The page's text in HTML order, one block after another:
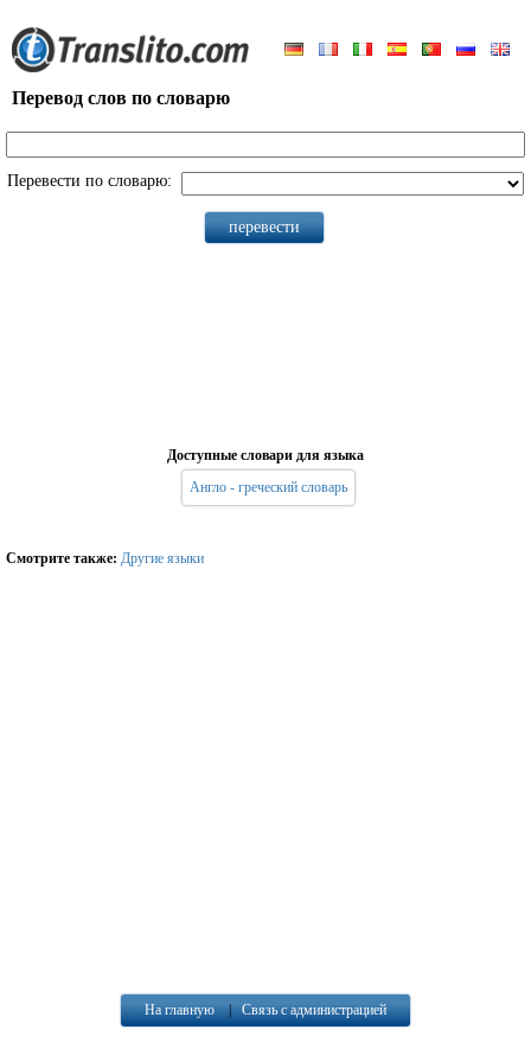
Перевод слов по словарю
Перевести по словарю:
Доступные словари для языка
Англо - греческий словарь
Смотрите также: Другие языки
На главную|Связь с администрацией